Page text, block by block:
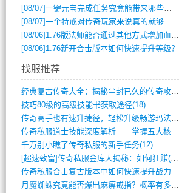
[08/07]一键元宝完成任务究竟能带来哪些超值优势？
[08/07]一个特戒对传奇玩家来说真的就够用了吗？
[08/06] 1.76版法师能否通过其他方式增加血量？
[08/06] 1.76新开合击版本如何快速提升等级？
找服推荐
经典复古传奇大全：揭秘尘封已久的传奇攻略(348)
技巧80级的高级技能书获取途径(18)
传奇高手也有速升捷径，轻松升级畅游玛法(11)
传奇私服道士技能深度解析——掌握五大核心(956)
千万别小瞧了传奇私服的新手任务(12)
[超速致富]传奇私服金库大揭秘：如何狂赚(590)
传奇私服合击复古版本中如何快速提升战力与(917)
月魔蜘蛛究竟能否爆出麻痹戒指？概率有多大(11)